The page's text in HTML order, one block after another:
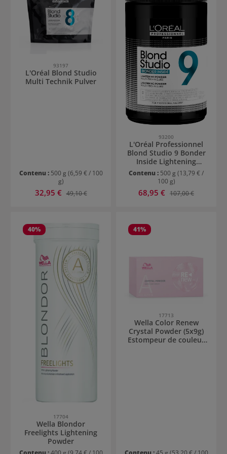
93197
L'Oréal Blond Studio
Multi Technik Pulver
Contenu : 500 g (6,59 € / 100
g)
Prix de vente :
32,95 € Prix régulier :
49,10 €
93200
L'Oréal Professionnel
Blond Studio 9 Bonder
Inside Lightening
Powder
Contenu : 500 g (13,79 € /
100 g)
Prix de vente :
68,95 € Prix régulier :
107,00 €
40%
17704
Wella Blondor
Freelights Lightening
Powder
41%
17713
Wella Color Renew
Crystal Powder (5x9g)
Estompeur de couleur